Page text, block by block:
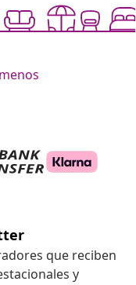
que reciben
y